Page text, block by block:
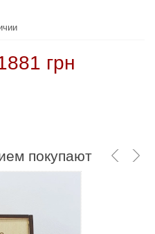
грн
до 4 недель если нет в наличии
грн
покупают